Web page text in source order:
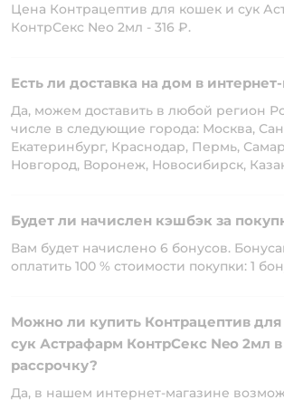
Цена Контрацептив для кошек и сук
КонтрСекс Neo 2мл - 316 ₽.
Есть ли доставка на дом в
Да, можем доставить в любой регион
числе в следующие города: Москва,
Екатеринбург, Краснодар, Пермь,
Новгород, Воронеж, Новосибирск,
Будет ли начислен кэшбэк за
Вам будет начислено 6 бонусов.
оплатить 100 % стоимости покупки: 1
Можно ли купить Контрацептив
сук Астрафарм КонтрСекс Neo 2мл в
рассрочку?
Да, в нашем интернет-магазине